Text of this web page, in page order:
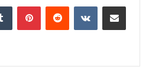
Tumblr PinterestReddit VKontakteShare via Email